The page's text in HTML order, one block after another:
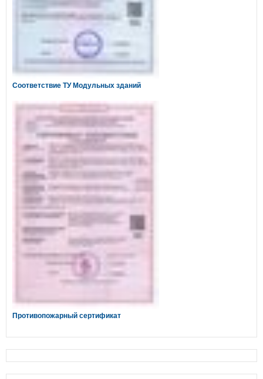
Соответствие ТУ Модульных зданий
Противопожарный сертификат